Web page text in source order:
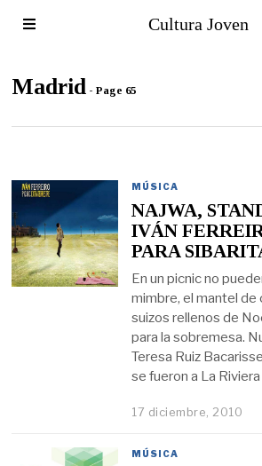
Cultura Joven
Madrid - Page 65
MÚSICA
NAJWA,
IVÁN
PARA
En un picnic no
mimbre, el mantel de
suizos rellenos de
para la sobremesa.
Teresa Ruiz
se fueron a La
17 diciembre, 2010
MÚSICA